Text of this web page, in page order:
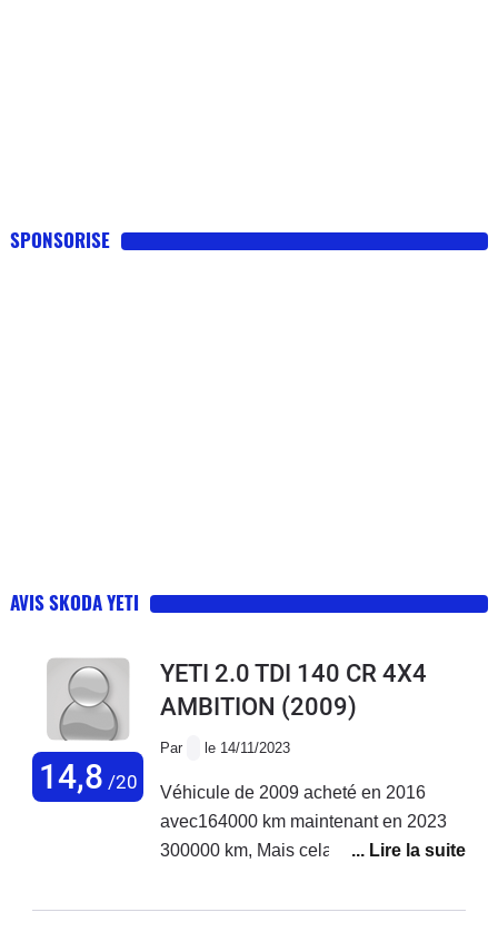
SPONSORISE
AVIS SKODA YETI
14,8 /20
YETI 2.0 TDI 140 CR 4X4
AMBITION (2009)
Par le 14/11/2023
Véhicule de 2009 acheté en 2016
avec164000 km maintenant en 2023
300000 km, Mais cela reste une très